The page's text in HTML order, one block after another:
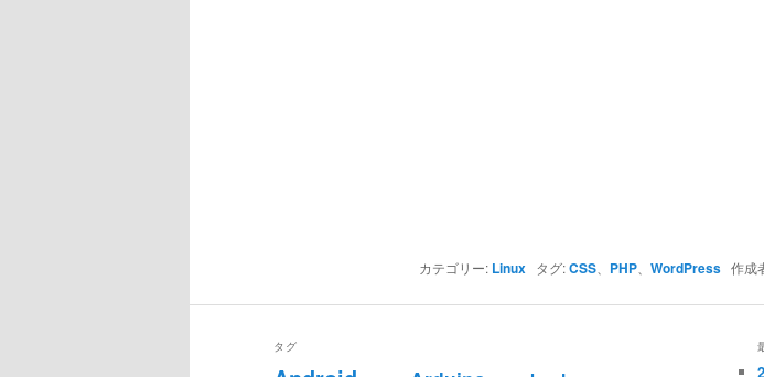
カテゴリー: Linuxタグ:CSS、 PHP、 WordPress作成
タグ